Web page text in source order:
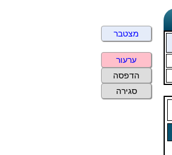
מצטבר
ערעור
הדפסה
סגירה